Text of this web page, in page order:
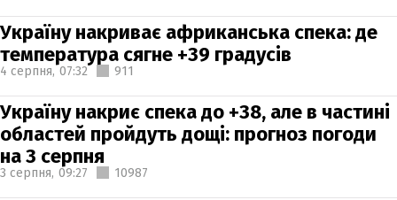
Україну накриває африканська спека: де
температура сягне +39 градусів
4 серпня, 07:32 911
Україну накриє спека до +38, але в частині
областей пройдуть дощі: прогноз погоди
на 3 серпня
3 серпня, 09:27 10987